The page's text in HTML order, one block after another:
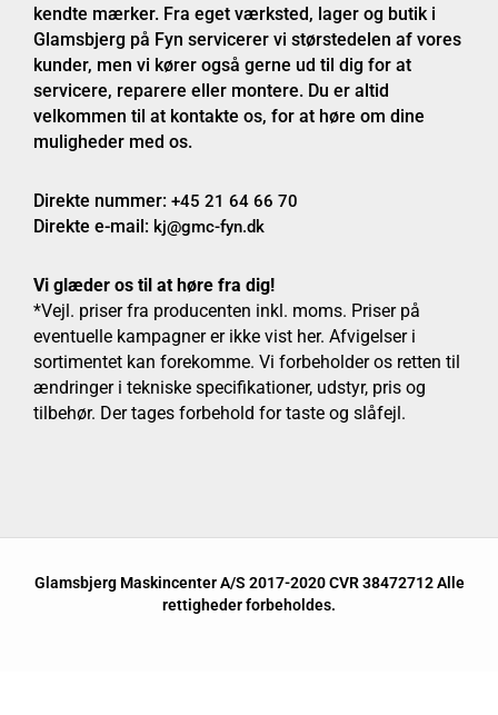
kendte mærker. Fra eget værksted, lager og butik i
Glamsbjerg på Fyn servicerer vi størstedelen af vores
kunder, men vi kører også gerne ud til dig for at
servicere, reparere eller montere. Du er altid
velkommen til at kontakte os, for at høre om dine
muligheder med os.
Direkte nummer: +45 21 64 66 70
Direkte e-mail: kj@gmc-fyn.dk
Vi glæder os til at høre fra dig!
*Vejl. priser fra producenten inkl. moms. Priser på
eventuelle kampagner er ikke vist her. Afvigelser i
sortimentet kan forekomme. Vi forbeholder os retten til
ændringer i tekniske specifikationer, udstyr, pris og
tilbehør. Der tages forbehold for taste og slåfejl.
Glamsbjerg Maskincenter A/S 2017-2020 CVR 38472712 Alle
rettigheder forbeholdes.